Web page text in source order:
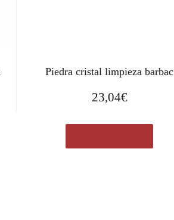
Piedra cristal limpieza barbac
23,04€